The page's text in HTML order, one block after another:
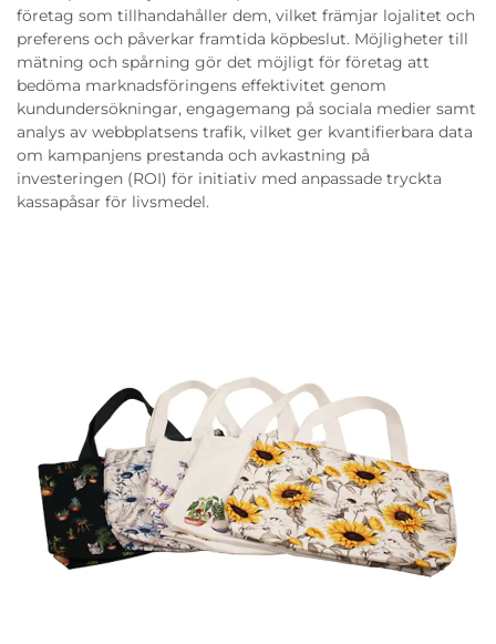
företag som tillhandahåller dem, vilket främjar lojalitet och
preferens och påverkar framtida köpbeslut. Möjligheter till
mätning och spårning gör det möjligt för företag att
bedöma marknadsföringens effektivitet genom
kundundersökningar, engagemang på sociala medier samt
analys av webbplatsens trafik, vilket ger kvantifierbara data
om kampanjens prestanda och avkastning på
investeringen (ROI) för initiativ med anpassade tryckta
kassapåsar för livsmedel.